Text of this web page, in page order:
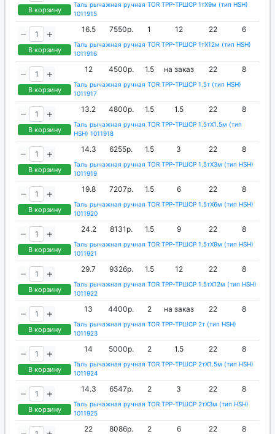
В корзину
Таль рычажная ручная TOR ТРР-ТРШСР 1тХ9м (тип HSH)
1011915
В корзину
16.5 7550р. 1 12 22 6
Таль рычажная ручная TOR ТРР-ТРШСР 1тХ12м (тип HSH)
1011916
В корзину
12 4500р. 1.5 на заказ 22 8
Таль рычажная ручная TOR ТРР-ТРШСР 1.5т (тип HSH)
1011917
В корзину
13.2 4800р. 1.5 1.5 22 8
Таль рычажная ручная TOR ТРР-ТРШСР 1.5тХ1.5м (тип
HSH) 1011918
В корзину
14.3 6255р. 1.5 3 22 8
Таль рычажная ручная TOR ТРР-ТРШСР 1.5тХ3м (тип HSH)
1011919
В корзину
19.8 7207р. 1.5 6 22 8
Таль рычажная ручная TOR ТРР-ТРШСР 1.5тХ6м (тип HSH)
1011920
В корзину
24.2 8131р. 1.5 9 22 8
Таль рычажная ручная TOR ТРР-ТРШСР 1.5тХ9м (тип HSH)
1011921
В корзину
29.7 9326р. 1.5 12 22 8
Таль рычажная ручная TOR ТРР-ТРШСР 1.5тХ12м (тип HSH)
1011922
В корзину
13 4400р. 2 на заказ 22 8
Таль рычажная ручная TOR ТРР-ТРШСР 2т (тип HSH)
1011923
В корзину
14 5000р. 2 1.5 22 8
Таль рычажная ручная TOR ТРР-ТРШСР 2тХ1.5м (тип HSH)
1011924
В корзину
14.3 6547р. 2 3 22 8
Таль рычажная ручная TOR ТРР-ТРШСР 2тХ3м (тип HSH)
1011925
22 8086р. 2 6 22 8